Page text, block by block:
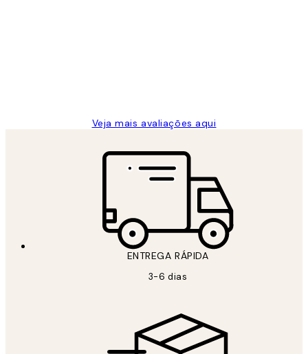
Veja mais avaliações aqui
ENTREGA RÁPIDA
3-6 dias